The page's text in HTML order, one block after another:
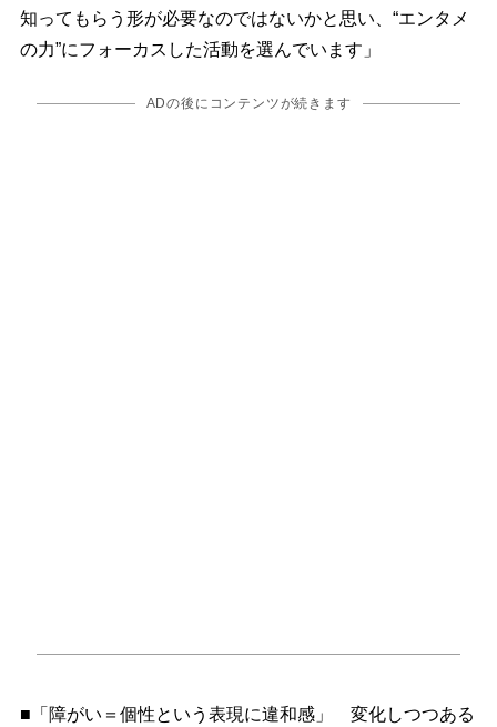
知ってもらう形が必要なのではないかと思い、“エンタメ
の力”にフォーカスした活動を選んでいます」
ADの後にコンテンツが続きます
■「障がい＝個性という表現に違和感」 変化しつつある